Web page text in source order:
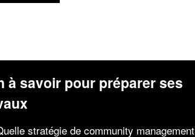
à savoir pour préparer ses
stratégie de community management